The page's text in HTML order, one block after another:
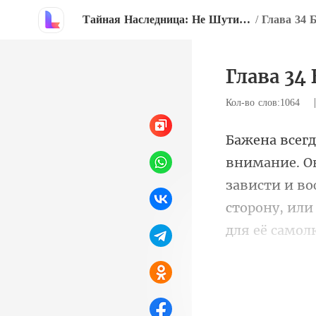
Тайная Наследница: Не Шутите С Ней /
Глава
Кол-во слов:1064
зависти и